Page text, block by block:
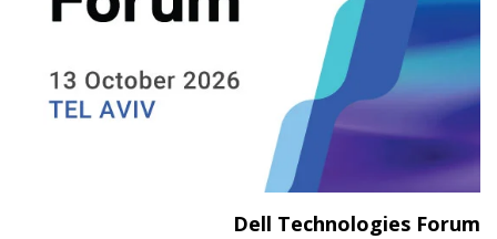
Dell Technologies Forum